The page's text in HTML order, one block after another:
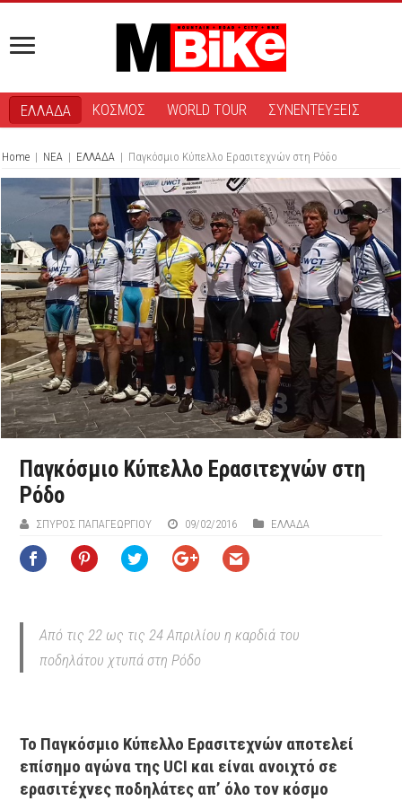
ΕΛΛΑΔΑ ΚΟΣΜΟΣ WORLD TOUR ΣΥΝΕΝΤΕΥΞΕΙΣ
Home | ΝΕΑ | ΕΛΛΑΔΑ | Παγκόσμιο Κύπελλο Ερασιτεχνών στη Ρόδο
Παγκόσμιο Κύπελλο Ερασιτεχνών στη
Ρόδο
ΣΠΎΡΟΣ ΠΑΠΑΓΕΩΡΓΊΟΥ 09/02/2016 ΕΛΛΑΔΑ
Από τις 22 ως τις 24 Απριλίου η καρδιά του
ποδηλάτου χτυπά στη Ρόδο
Το Παγκόσμιο Κύπελλο Ερασιτεχνών αποτελεί
επίσημο αγώνα της UCI και είναι ανοιχτό σε
ερασιτέχνες ποδηλάτες απ’ όλο τον κόσμο